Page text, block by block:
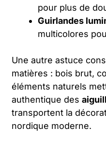
pour plus de
Guirlandes
multicolores
Une autre astuce
matières : bois brut,
éléments naturels
authentique des
transportent la
nordique moderne.